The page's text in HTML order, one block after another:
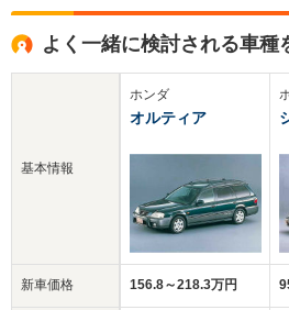
よく一緒に検討される車種
基本情報
新車価格
ホンダ
オルティア
156.8～218.3万円